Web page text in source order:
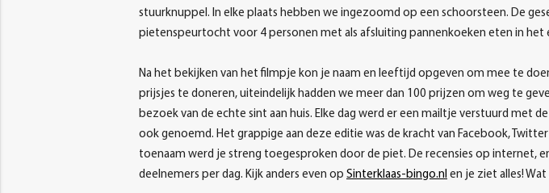
stuurknuppel. In elke plaats hebben we ingezoomd op een schoorsteen. De
pietenspeurtocht voor 4 personen met als afsluiting pannenkoeken eten in het
Na het bekijken van het filmpje kon je naam en leeftijd opgeven om mee te
prijsjes te doneren, uiteindelijk hadden we meer dan 100 prijzen om weg te
bezoek van de echte sint aan huis. Elke dag werd er een mailtje verstuurd met
ook genoemd. Het grappige aan deze editie was de kracht van Facebook,
toenaam werd je streng toegesproken door de piet. De recensies op internet,
deelnemers per dag. Kijk anders even op Sinterklaas-bingo.nl en je ziet alles!